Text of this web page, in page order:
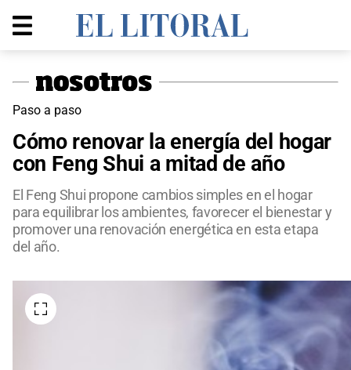
Paso a paso
Cómo renovar la energía del hogar
con Feng Shui a mitad de año
El Feng Shui propone cambios simples en el hogar
para equilibrar los ambientes, favorecer el bienestar y
promover una renovación energética en esta etapa
del año.